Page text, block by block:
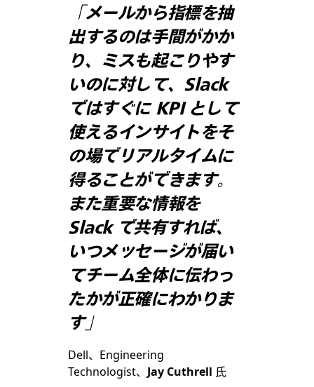
「メールから指標を抽
出するのは手間がかか
り、ミスも起こりやす
いのに対して、Slack
ではすぐに KPI として
使えるインサイトをそ
の場でリアルタイムに
得ることができます。
また重要な情報を
Slack で共有すれば、
いつメッセージが届い
てチーム全体に伝わっ
たかが正確にわかりま
す」
Dell、Engineering
Technologist、 Jay Cuthrell 氏